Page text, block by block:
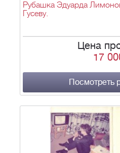
Рубашка Эдуарда
Гусеву.
Цена
17
Посмотреть